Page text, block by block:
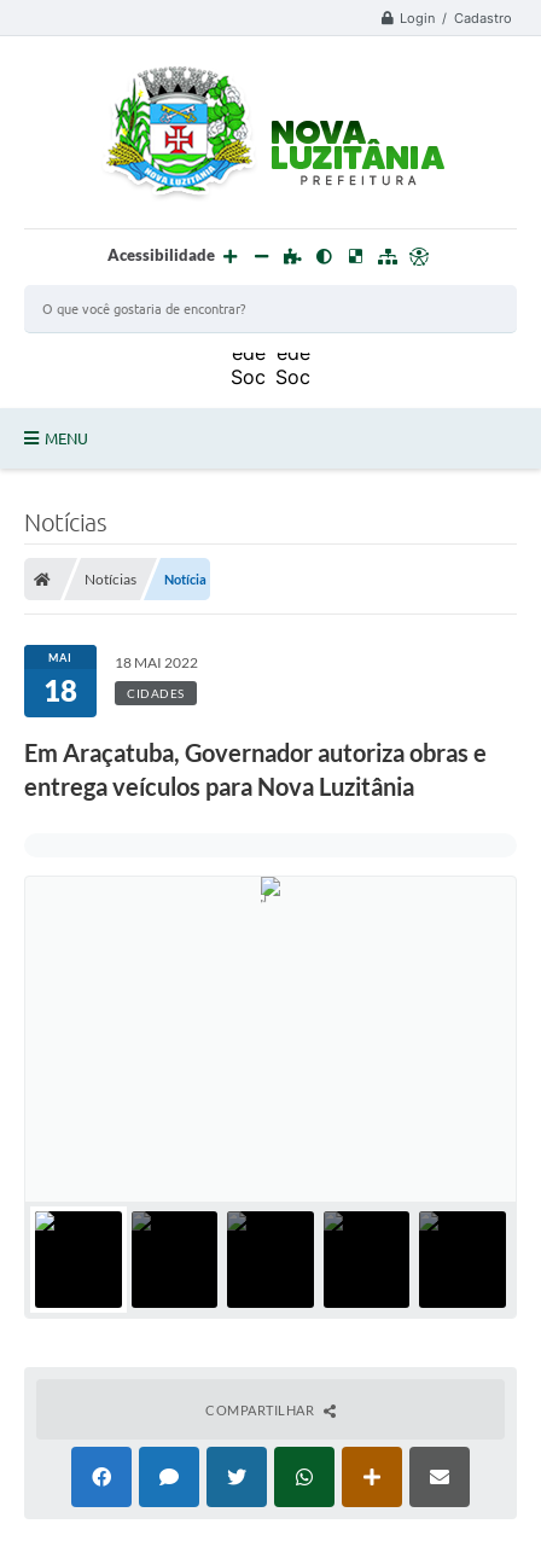
Login / Cadastro
Acessibilidade
MENU
Nota Fiscal Eletrônica
Meio Ambiente
Ouvidoria
Notícias
Notícias Notícia
MAI
18
18 MAI 2022
CIDADES
Em Araçatuba, Governador autoriza obras e
entrega veículos para Nova Luzitânia
COMPARTILHAR